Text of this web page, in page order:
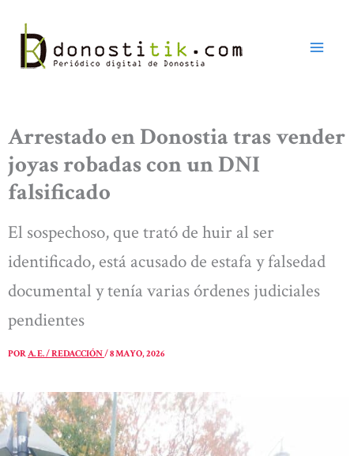
contenido
Arrestado en Donostia tras vender
joyas robadas con un DNI
falsificado
El sospechoso, que trató de huir al ser
identificado, está acusado de estafa y falsedad
documental y tenía varias órdenes judiciales
pendientes
PORA. E. / REDACCIÓN/8 MAYO, 2026